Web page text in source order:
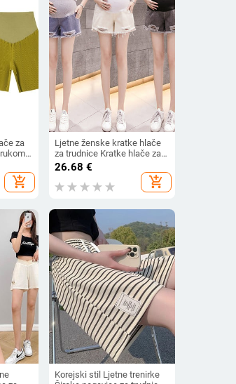
za
add_shopping_cart
Ljetne ženske kratke hlače
za trudnice Kratke hlače za
trudnice Traper hlače za
trudnice visokog struka
Odjeća velikih veličina
26.68 €
add_shopping_cart
Korejski stil Ljetne trenirke